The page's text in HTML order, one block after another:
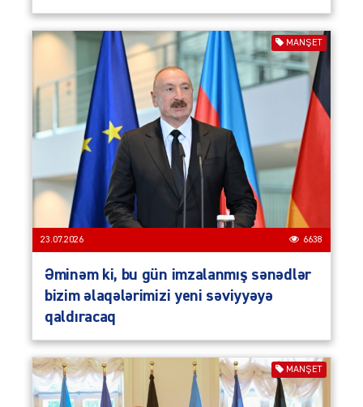
MANŞET
23.07.2026 6638
Əminəm ki, bu gün imzalanmış sənədlər
bizim əlaqələrimizi yeni səviyyəyə
qaldıracaq
MANŞET